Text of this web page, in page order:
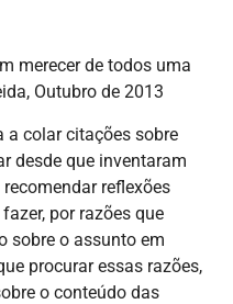
merecer de todos uma
Outubro de 2013
a colar citações sobre
desde que inventaram
reflexões
por razões que
sobre o assunto em
procurar essas razões,
o conteúdo das